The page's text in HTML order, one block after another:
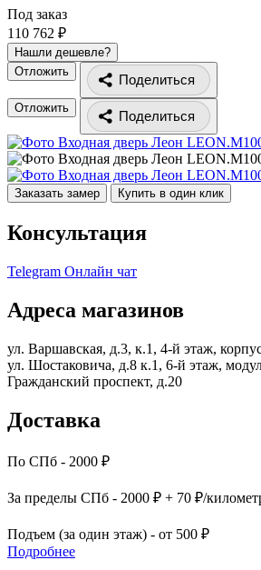
Под заказ
110 762 ₽
Нашли дешевле?
Отложить
Поделиться
Отложить
Поделиться
Заказать замер Купить в один клик
Консультация
Telegram Онлайн чат
Адреса магазинов
ул. Варшавская, д.3, к.1, 4-й этаж,
ул. Шостаковича, д.8 к.1, 6-й этаж,
Гражданский проспект, д.20
Доставка
По СПб - 2000 ₽
За пределы СПб - 2000 ₽ + 70 ₽/
Подъем (за один этаж) - от 500 ₽
Подробнее